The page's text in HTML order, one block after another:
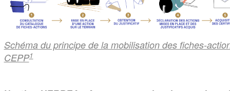
Schéma du principe de la mobilisation des fiches-
CEPP1